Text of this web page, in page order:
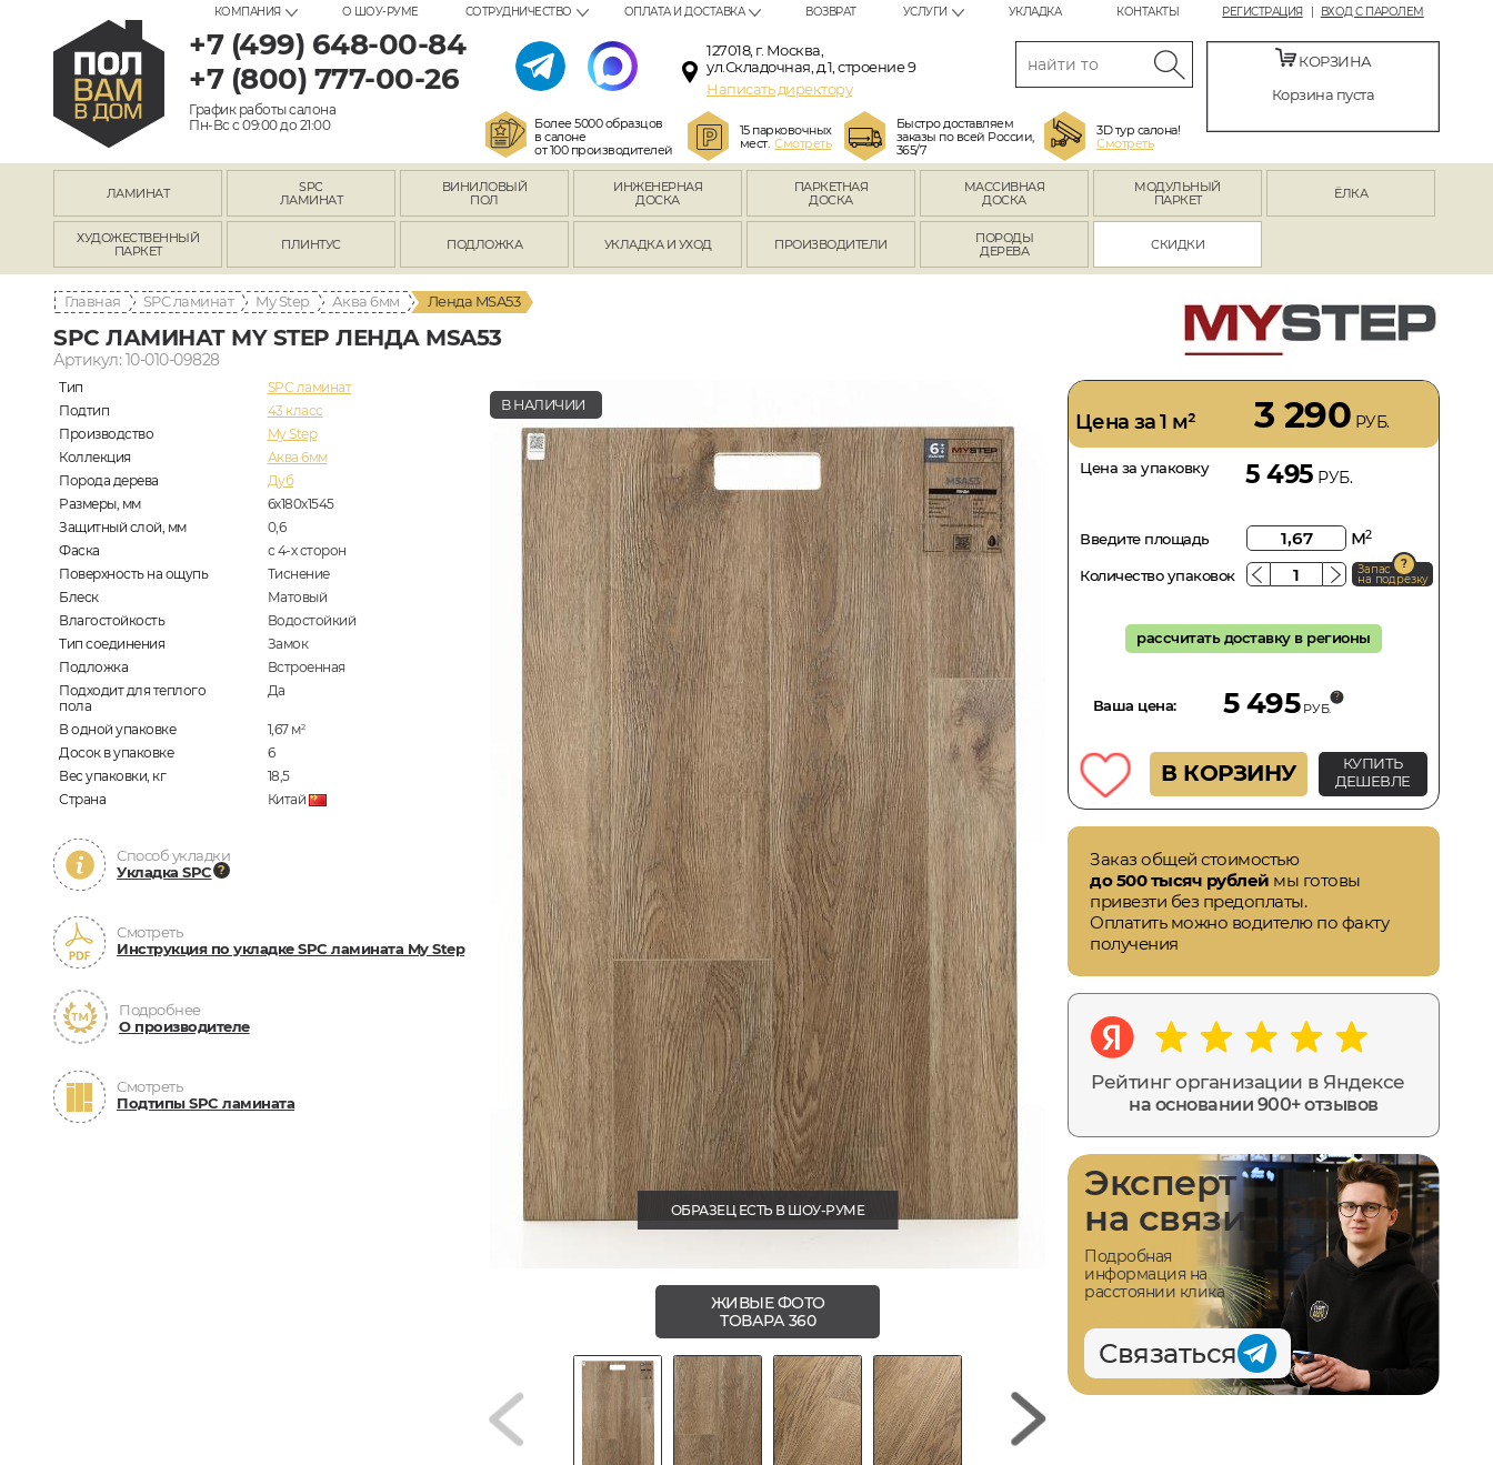
РЕГИСТРАЦИЯ ВХОД С ПАРОЛЕМ
КОМПАНИЯ О ШОУ-РУМЕ СОТРУДНИЧЕСТВО ОПЛАТА И ДОСТАВКА ВОЗВРАТ УСЛУГИ УКЛАДКА КОНТАКТЫ
+7 (499) 648-00-84
+7 (800) 777-00-26
График работы салона
Пн-Вс с 09:00 до 21:00
127018, г. Москва,
ул.Складочная, д.1, строение 9
Написать директору
Более 5000 образцов
в салоне
от 100 производителей
15 парковочных
мест.Смотреть
Быстро доставляем
заказы по всей России,
365/7
3D тур салона!
Смотреть
КОРЗИНА
Корзина пуста
ЛАМИНАТ
SPC
ЛАМИНАТ
ВИНИЛОВЫЙ
ПОЛ
ИНЖЕНЕРНАЯ
ДОСКА
ПАРКЕТНАЯ
ДОСКА
МАССИВНАЯ
ДОСКА
МОДУЛЬНЫЙ
ПАРКЕТ
ЁЛКА
ХУДОЖЕСТВЕННЫЙ
ПАРКЕТ
ПЛИНТУС ПОДЛОЖКА УКЛАДКА И УХОД ПРОИЗВОДИТЕЛИ
ПОРОДЫ
ДЕРЕВА
СКИДКИ
Главная SPC ламинат My Step Аква 6мм Ленда MSA53
SPC ЛАМИНАТ MY STEP ЛЕНДА MSA53
Артикул: 10-010-09828
Тип
SPC ламинат
Подтип
43 класс
Производство
My Step
Коллекция
Аква 6мм
Порода дерева
Дуб
Размеры, мм
6х180х1545
Защитный слой, мм
0,6
Фаска
с 4-х сторон
Поверхность на ощупь
Тиснение
Блеск
Матовый
Влагостойкость
Водостойкий
Тип соединения
Замок
Подложка
Встроенная
Подходит для теплого
пола
Да
В одной упаковке 1,67 м2
Досок в упаковке
6
Вес упаковки, кг
18,5
Страна
Китай
Способ укладки
Укладка SPC
Смотреть
Инструкция по укладке SPC ламината My Step
Подробнее
О производителе
Смотреть
Подтипы SPC ламината
В НАЛИЧИИ
ОБРАЗЕЦ ЕСТЬ В ШОУ-РУМЕ
ЖИВЫЕ ФОТО
ТОВАРА 360
Цена за 1 м² 3 290 РУБ.
Цена за упаковку 5 495 РУБ.
Введите площадь м2
Количество упаковок Запас
на подрезку
рассчитать доставку в регионы
Ваша цена: 5 495 РУБ.
В КОРЗИНУ
КУПИТЬ
ДЕШЕВЛЕ
Заказ общей стоимостью
до 500 тысяч рублей мы готовы
привезти без предоплаты.
Оплатить можно водителю по факту
получения
Рейтинг организации в Яндексе
на основании 900+ отзывов
Эксперт
на связи
Подробная
информация на
расстоянии клика
Связаться